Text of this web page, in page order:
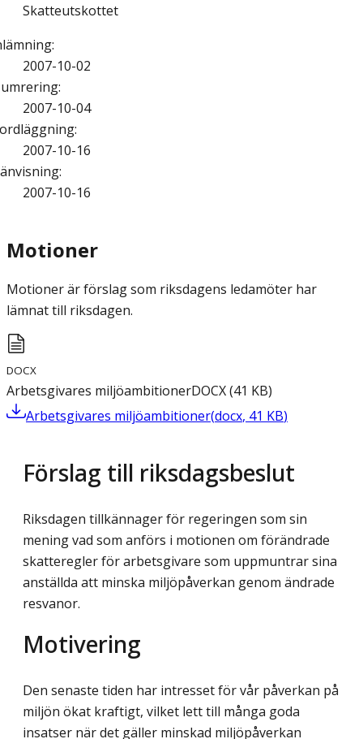
Skatteutskottet
:
2007-10-02
:
2007-10-04
:
2007-10-16
:
2007-10-16
Motioner
Motioner är förslag som riksdagens ledamöter har
lämnat till riksdagen.
DOCX
Arbetsgivares miljöambitionerDOCX(41 KB)
Arbetsgivares miljöambitioner(docx, 41 KB)
Förslag till riksdagsbeslut
Riksdagen tillkännager för regeringen som sin
mening vad som anförs i motionen om förändrade
skatteregler för arbetsgivare som uppmuntrar sina
anställda att minska miljöpåverkan genom ändrade
resvanor.
Motivering
Den senaste tiden har intresset för vår påverkan på
miljön ökat kraftigt, vilket lett till många goda
insatser när det gäller minskad miljöpåverkan